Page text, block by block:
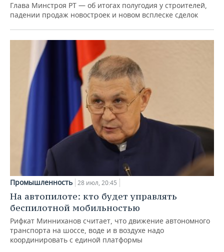
Глава Минстроя РТ — об итогах полугодия у строителей,
падении продаж новостроек и новом всплеске сделок
Промышленность 28 июл, 20:45
На автопилоте: кто будет управлять
беспилотной мобильностью
Рифкат Минниханов считает, что движение автономного
транспорта на шоссе, воде и в воздухе надо
координировать с единой платформы